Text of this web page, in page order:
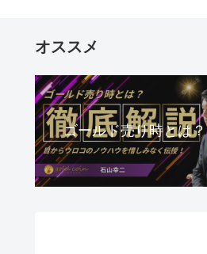
オススメ
ゴールド売り時とは？